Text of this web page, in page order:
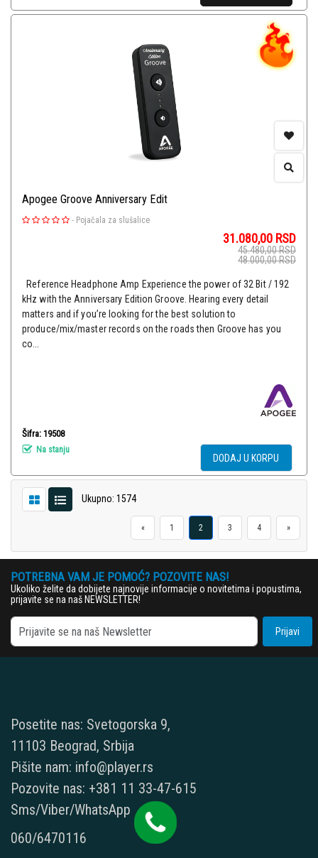
Apogee Groove Anniversary Edit
- Pojačala za slušalice
31.080,00 RSD
45.480,00RSD
48.000,00RSD
Reference Headphone Amp Experience the power of 32 Bit / 192
kHz with the Anniversary Edition Groove. Hearing every detail
matters and if you’re looking for the best solution to
produce/mix/master records on the roads then Groove has you
co...
Šifra: 19508
Na stanju
DODAJ U KORPU
Ukupno: 1574
« 1 2 3 4 »
POTREBNA VAM JE POMOĆ? POZOVITE NAS!
Ukoliko želite da dobijete najnovije informacije o novitetima i popustima,
prijavite se na naš NEWSLETTER!
Prijavi
Posetite nas: Svetogorska 9,
11103 Beograd, Srbija
Pišite nam: info@player.rs
Pozovite nas: +381 11 33-47-615
Sms/Viber/WhatsApp
060/6470116